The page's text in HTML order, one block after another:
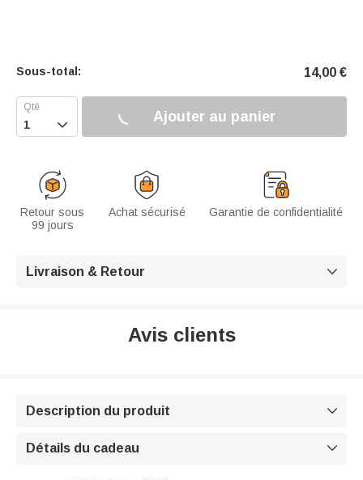
Sous-total: 14,00 €
 Ajouter au panier
Retour sous
99 jours
Achat sécurisé Garantie de confidentialité
Livraison & Retour 
Avis clients
Description du produit 
Détails du cadeau 